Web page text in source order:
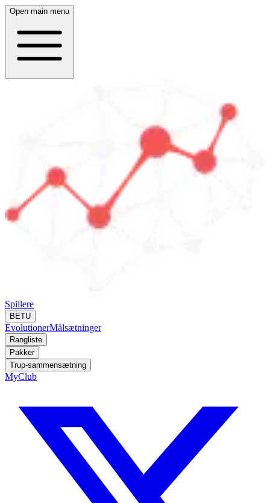
Open main menu
Spillere
BETU
EvolutionerMålsætninger
Rangliste
Pakker
Trup-sammensætning
MyClub